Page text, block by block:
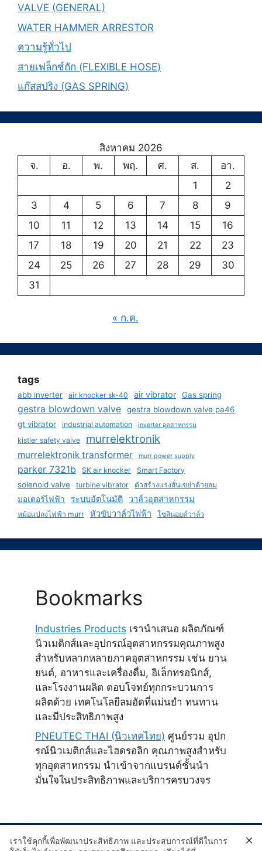
VALVE (GENERAL)
WATER HAMMER ARRESTOR
ความรู้ทั่วไป
สายเฟล็กซ์ถัก (FLEXIBLE HOSE)
แก๊สสปริง (GAS SPRING)
สิงหาคม 2026
จ.
อ. พ. พฤ. ศ. ส.
อา.
1
2
3
4 5 6 7 8
9
10
11 12 13 14 15
16
17
18 19 20 21 22
23
24
25 26 27 28 29
30
31
« ก.ค.
tags
abb inverter air knocker sk-40 air vibrator Gas spring
gestra blowdown valve
gestra blowdown valve pa46
gt vibrator
industrial automation inverter อุตสาหกรรม
kistler safety valve murrelektronik
murrelektronik transformer murr power supply
parker 7321b SK air knocker Smart Factory
solenoid valve turbine vibrator ตัวสร้างแรงสั่นเขย่าด้วยลม
มอเตอร์ไฟฟ้า ระบบอัตโนมัติ วาล์วอุตสาหกรรม
หม้อแปลงไฟฟ้า murr หัวขับวาล์วไฟฟ้า โซลินอยด์วาล์ว
Bookmarks
Industries Products เรานำเสนอ ผลิตภัณฑ์
นิวเมติกส์และอุปกรณ์อุตสาหกรรมคุณภาพสูง
สำหรับหลากหลายภาคอุตสาหกรรม เช่น ยาน
ยนต์, อาหารและเครื่องดื่ม, อิเล็กทรอนิกส์,
และโรงงานผลิต ตอบโจทย์ทุกกระบวนการ
ผลิตด้วย เทคโนโลยีลมอัดที่แม่นยำ ทนทาน
และมีประสิทธิภาพสูง
PNEUTEC THAI (นิวเทคไทย) ศูนย์รวม อุปก
รณ์นิวเมติกส์และไฮดรอลิก คุณภาพสูงสำหรับ
ทุกอุตสาหกรรม นำเข้าจากแบรนด์ชั้นนำ
มั่นใจในประสิทธิภาพและบริการครบวงจร
เราใช้คุกกี้เพื่อพัฒนาประสิทธิภาพ และประสบการณ์ที่ดีในการ